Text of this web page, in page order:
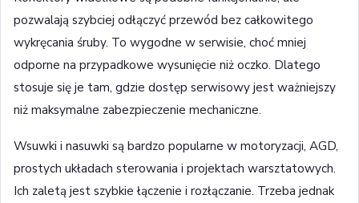
pozwalają szybciej odłączyć przewód bez całkowitego
wykręcania śruby. To wygodne w serwisie, choć mniej
odporne na przypadkowe wysunięcie niż oczko. Dlatego
stosuje się je tam, gdzie dostęp serwisowy jest ważniejszy
niż maksymalne zabezpieczenie mechaniczne.
Wsuwki i nasuwki są bardzo popularne w motoryzacji, AGD,
prostych układach sterowania i projektach warsztatowych.
Ich zaletą jest szybkie łączenie i rozłączanie. Trzeba jednak